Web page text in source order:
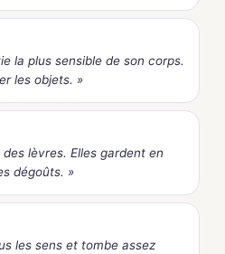
la plus sensible de son corps.
les objets. »
lèvres. Elles gardent en
dégoûts. »
les sens et tombe assez